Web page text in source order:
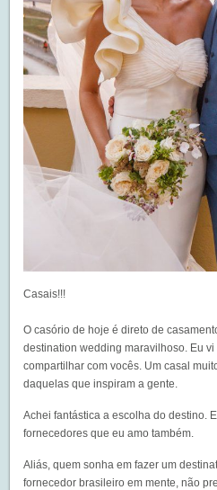
Casais!!!
O casório de hoje é direto de
destination wedding maravilhoso. Eu
compartilhar com vocês. Um casal
daquelas que inspiram a gente.
Achei fantástica a escolha do destino.
fornecedores que eu amo também.
Aliás, quem sonha em fazer um
fornecedor brasileiro em mente, não